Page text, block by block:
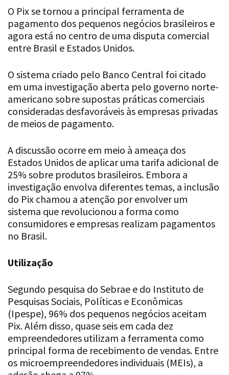
pagamento dos pequenos negócios brasileiros e
agora está no centro de uma disputa comercial
entre Brasil e Estados Unidos.
em uma investigação aberta pelo governo norte-
americano sobre supostas práticas comerciais
consideradas desfavoráveis às empresas privadas
de meios de pagamento.
A discussão ocorre em meio à ameaça dos
Estados Unidos de aplicar uma tarifa adicional de
25% sobre produtos brasileiros. Embora a
investigação envolva diferentes temas, a inclusão
do Pix chamou a atenção por envolver um
sistema que revolucionou a forma como
consumidores e empresas realizam pagamentos
no Brasil.
Segundo pesquisa do Sebrae e do Instituto de
Pesquisas Sociais, Políticas e Econômicas
(Ipespe), 96% dos pequenos negócios aceitam
Pix. Além disso, quase seis em cada dez
empreendedores utilizam a ferramenta como
principal forma de recebimento de vendas. Entre
os microempreendedores individuais (MEIs), a
adesão chega a 97%.